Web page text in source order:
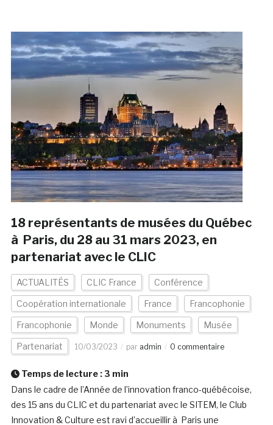
18 représentants de musées du Québec
à Paris, du 28 au 31 mars 2023, en
partenariat avec le CLIC
ACTUALITÉS CLIC France Conférence
Coopération internationale France Francophonie
Francophonie Monde Monuments Musée
Partenariat 10/03/2023 par admin 0 commentaire
Temps de lecture : 3 min
Dans le cadre de l’Année de l’innovation franco-québécoise,
des 15 ans du CLIC et du partenariat avec le SITEM, le Club
Innovation & Culture est ravi d’accueillir à Paris une